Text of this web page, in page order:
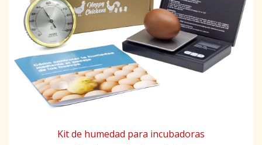
Kit de humedad para incubadoras